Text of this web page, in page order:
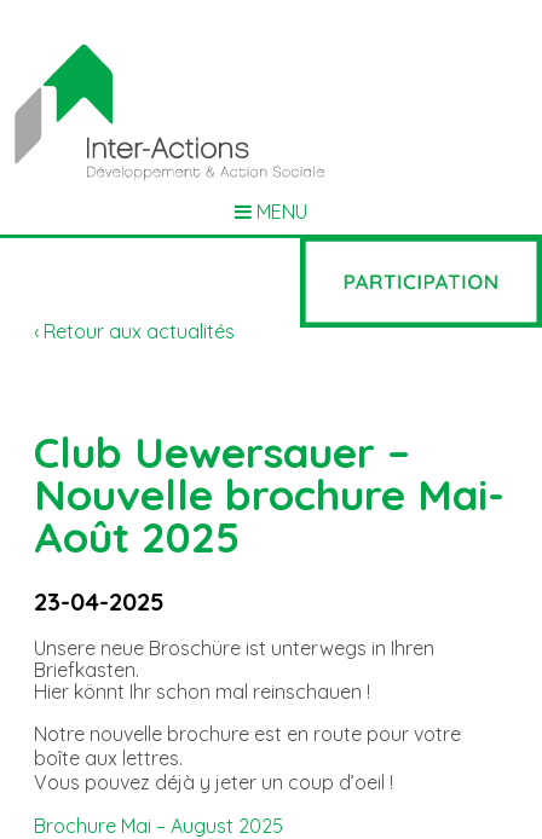
MENU
‹ Retour aux actualités
Club Uewersauer –
Nouvelle brochure Mai-
Août 2025
23-04-2025
Unsere neue Broschüre ist unterwegs in Ihren
Briefkasten.
Hier könnt Ihr schon mal reinschauen !
Notre nouvelle brochure est en route pour votre
boîte aux lettres.
Vous pouvez déjà y jeter un coup d’oeil !
Brochure Mai – August 2025